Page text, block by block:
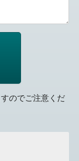
のでご注意くだ